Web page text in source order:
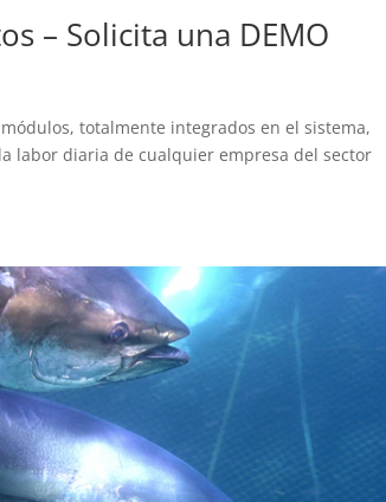
– Solicita una DEMO
totalmente integrados en el sistema,
labor diaria de cualquier empresa del sector